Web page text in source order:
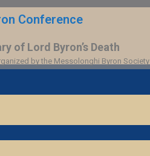
Conference
of Lord Byron’s Death
by the Messolonghi Byron Society